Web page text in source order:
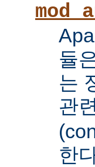
듈
는
관
한